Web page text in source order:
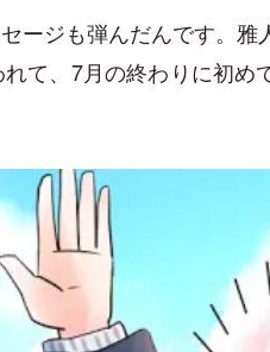
ージも弾んだんです。雅
て、7月の終わりに初め